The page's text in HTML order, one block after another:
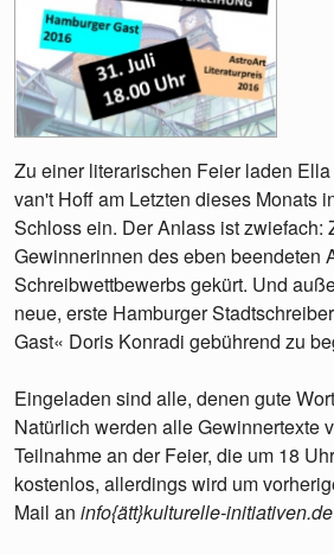
Zu einer literarischen Feier laden
van't Hoff am Letzten dieses Monats
Schloss ein. Der Anlass ist zwiefach:
Gewinnerinnen des eben beendeten
Schreibwettbewerbs gekürt. Und
neue, erste Hamburger
Gast« Doris Konradi gebührend zu
Eingeladen sind alle, denen gute
Natürlich werden alle Gewinnertexte
Teilnahme an der Feier, die um 18
kostenlos, allerdings wird um
Mail an info{ätt}kulturelle-initiativen.de